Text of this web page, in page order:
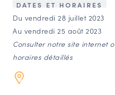
LES ACTIONS
CONTACT
Agenda
Annuaire
DATES ET HORAIRES
Du vendredi 28 juillet 2023
Au vendredi 25 août 2023
Consulter notre site internet
horaires détaillés